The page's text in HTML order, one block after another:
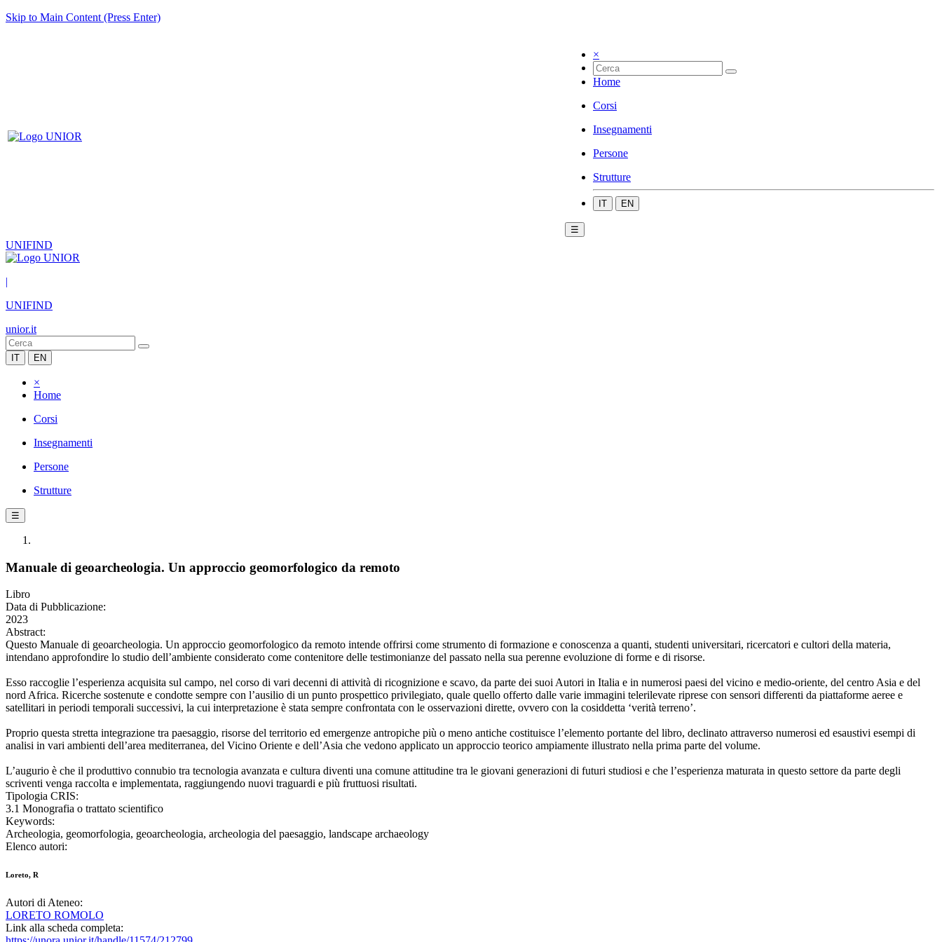
Skip to Main Content (Press Enter)
×
Home
Corsi
Insegnamenti
Persone
Strutture
IT EN
☰
UNIFIND
|
UNIFIND
unior.it
IT EN
×
Home
Corsi
Insegnamenti
Persone
Strutture
☰
Manuale di geoarcheologia. Un approccio geomorfologico da remoto
Libro
Data di Pubblicazione:
2023
Abstract:
Questo Manuale di geoarcheologia. Un approccio geomorfologico da remoto intende offrirsi come strumento di formazione e conoscenza a quanti, studenti universitari, ricercatori e cultori della materia,
intendano approfondire lo studio dell’ambiente considerato come contenitore delle testimonianze del passato nella sua perenne evoluzione di forme e di risorse.
Esso raccoglie l’esperienza acquisita sul campo, nel corso di vari decenni di attività di ricognizione e scavo, da parte dei suoi Autori in Italia e in numerosi paesi del vicino e medio-oriente, del centro Asia e del
nord Africa. Ricerche sostenute e condotte sempre con l’ausilio di un punto prospettico privilegiato, quale quello offerto dalle varie immagini telerilevate riprese con sensori differenti da piattaforme aeree e
satellitari in periodi temporali successivi, la cui interpretazione è stata sempre confrontata con le osservazioni dirette, ovvero con la cosiddetta ‘verità terreno’.
Proprio questa stretta integrazione tra paesaggio, risorse del territorio ed emergenze antropiche più o meno antiche costituisce l’elemento portante del libro, declinato attraverso numerosi ed esaustivi esempi di
analisi in vari ambienti dell’area mediterranea, del Vicino Oriente e dell’Asia che vedono applicato un approccio teorico ampiamente illustrato nella prima parte del volume.
L’augurio è che il produttivo connubio tra tecnologia avanzata e cultura diventi una comune attitudine tra le giovani generazioni di futuri studiosi e che l’esperienza maturata in questo settore da parte degli
scriventi venga raccolta e implementata, raggiungendo nuovi traguardi e più fruttuosi risultati.
Tipologia CRIS:
3.1 Monografia o trattato scientifico
Keywords:
Archeologia, geomorfologia, geoarcheologia, archeologia del paesaggio, landscape archaeology
Elenco autori:
Loreto, R
Autori di Ateneo:
LORETO ROMOLO
Link alla scheda completa: